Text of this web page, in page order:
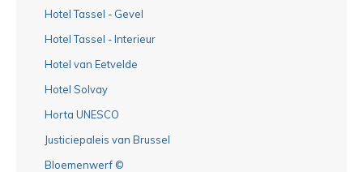
Hotel Tassel - Gevel
Hotel Tassel - Interieur
Hotel van Eetvelde
Hotel Solvay
Horta UNESCO
Justiciepaleis van Brussel
Bloemenwerf ©